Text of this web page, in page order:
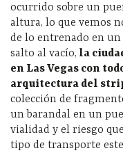
ocurrido sobre un
altura, lo que vemos
de lo entrenado en un
salto al vacío, la
en Las Vegas con
arquitectura del
colección de
un barandal en un
vialidad y el riesgo
tipo de transporte